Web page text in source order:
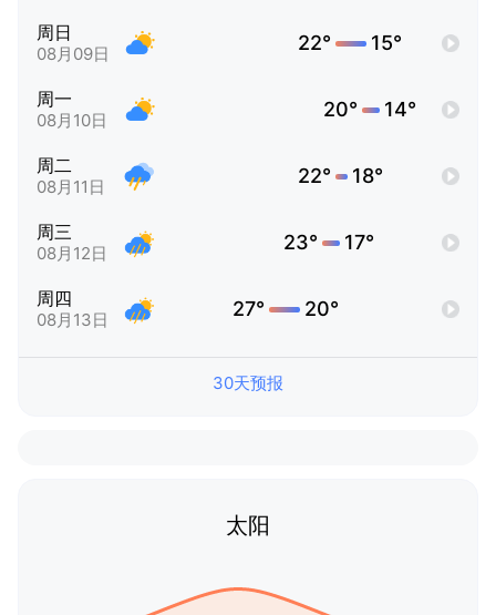
周日
08月09日 22° 15°
周一
08月10日 20° 14°
周二
08月11日 22° 18°
周三
08月12日 23° 17°
周四
08月13日 27° 20°
30天预报
太阳